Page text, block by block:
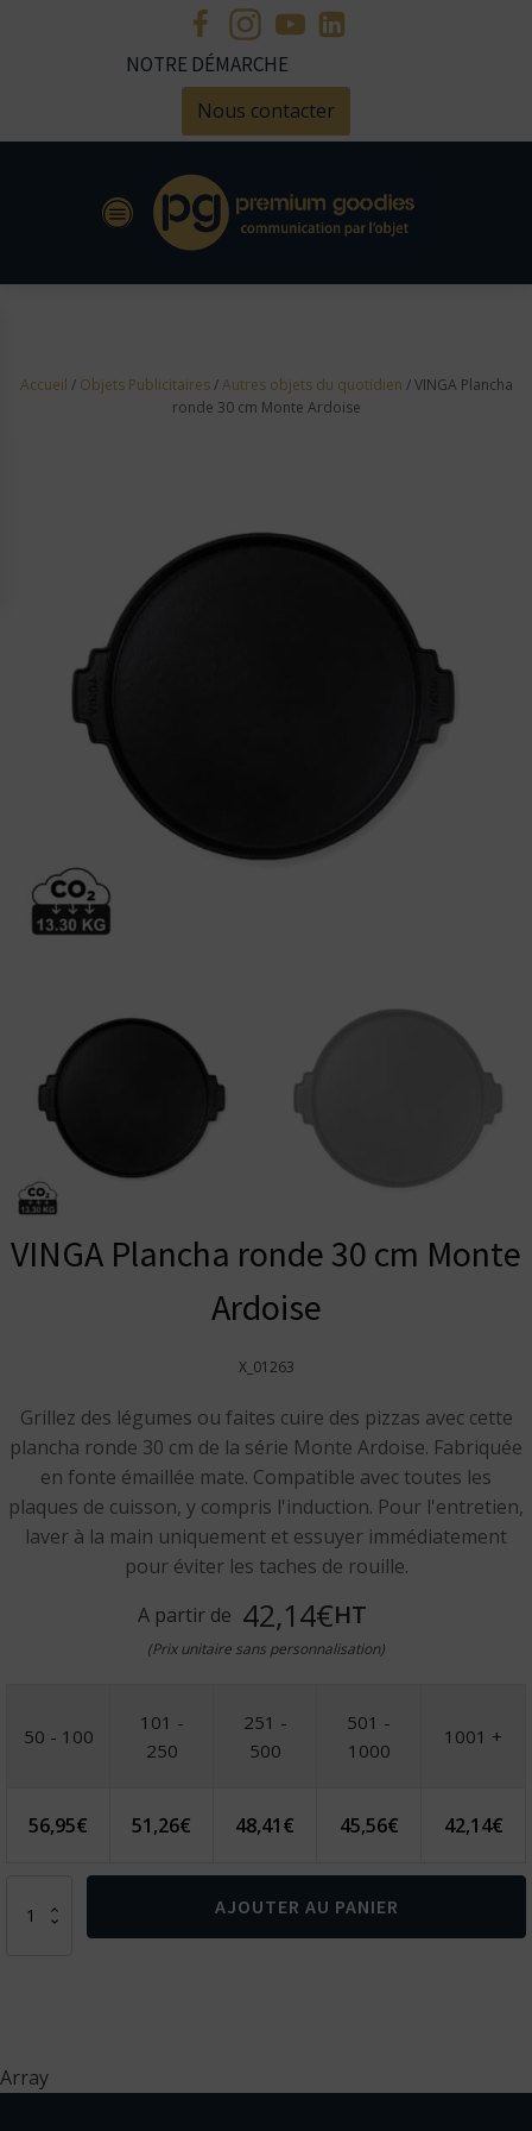
NOTRE DÉMARCHE
Nous contacter
Accueil / Objets Publicitaires/Autres objets du quotidien / VINGA Plancha
ronde 30 cm Monte Ardoise
VINGA Plancha ronde 30 cm Monte
Ardoise
X_01263
Grillez des légumes ou faites cuire des pizzas avec cette
plancha ronde 30 cm de la série Monte Ardoise. Fabriquée
en fonte émaillée mate. Compatible avec toutes les
plaques de cuisson, y compris l'induction. Pour l'entretien,
laver à la main uniquement et essuyer immédiatement
pour éviter les taches de rouille.
A partir de 42,14€HT
(Prix unitaire sans personnalisation)
50 - 100
101 -
250
251 -
500
501 -
1000
1001 +
56,95€ 51,26€ 48,41€ 45,56€ 42,14€
Ardoise
AJOUTER AU PANIER
Array